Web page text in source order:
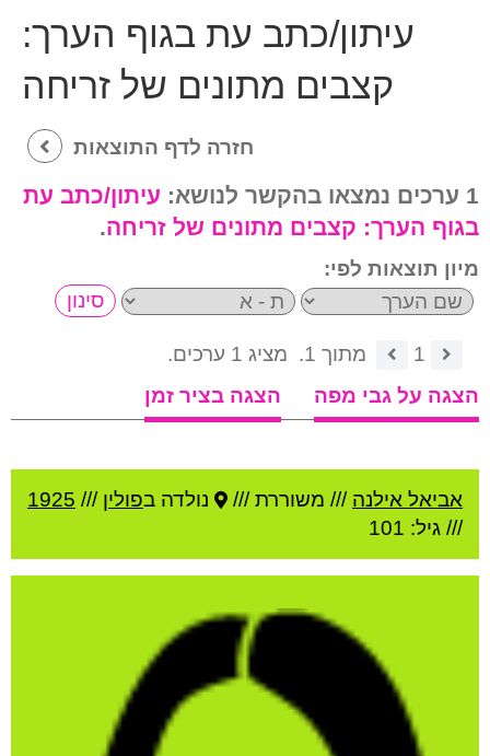
עיתון/כתב עת בגוף הערך:
קצבים מתונים של זריחה
חזרה לדף התוצאות
1 ערכים נמצאו בהקשר לנושא:
עיתון/כתב עת
בגוף הערך: קצבים מתונים של זריחה.
מיון תוצאות לפי:
1 מתוך 1.
מציג 1 ערכים.
הצגה על גבי מפה
הצגה בציר זמן
אביאל אילנה /// משוררת /// נולדה בפולין ///
1925
/// גיל: 101